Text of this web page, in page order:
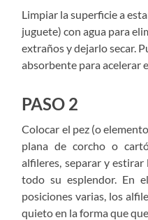
Limpiar la superficie a
juguete) con agua para
extraños y dejarlo secar.
absorbente para acelerar
PASO 2
Colocar el pez (o
plana de corcho o
alfileres, separar y estirar
todo su esplendor. En
posiciones varias, los
quieto en la forma que